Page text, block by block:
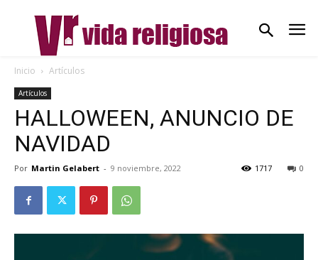
Inicio Artículos
Artículos
HALLOWEEN, ANUNCIO DE
NAVIDAD
Por Martin Gelabert - 9 noviembre, 2022 0
1717